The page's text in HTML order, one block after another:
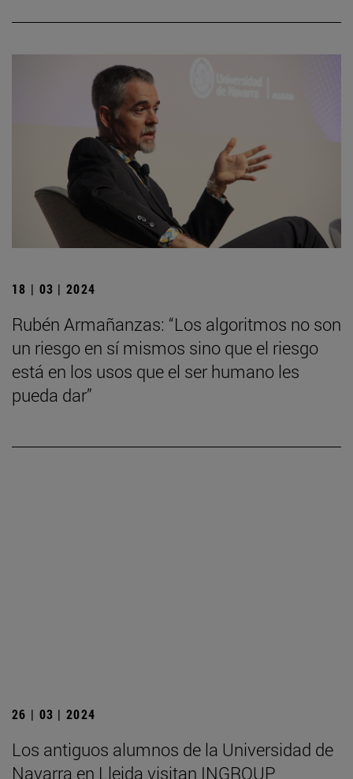
18 | 03 | 2024
Rubén Armañanzas: “Los algoritmos no son
un riesgo en sí mismos sino que el riesgo
está en los usos que el ser humano les
pueda dar”
26 | 03 | 2024
Los antiguos alumnos de la Universidad de
Navarra en Lleida visitan INGROUP